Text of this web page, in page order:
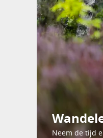
Neem de tijd